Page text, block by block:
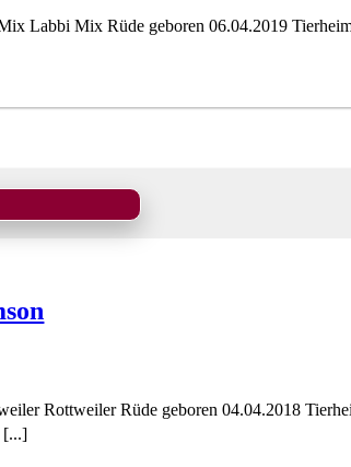
Labbi Mix Rüde geboren 06.04.2019
Rottweiler Rüde geboren 04.04.2018
[...]